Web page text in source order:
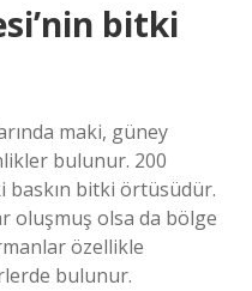
bitki
maki, güney
bulunur. 200
baskın bitki örtüsüdür.
oluşmuş olsa da bölge
özellikle
bulunur.